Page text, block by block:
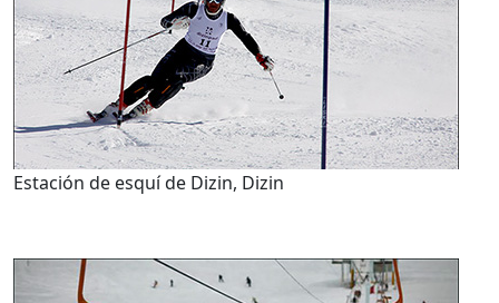
Estación de esquí de Dizin, Dizin